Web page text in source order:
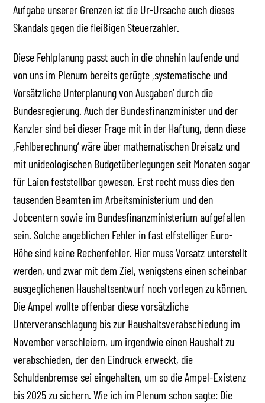
Aufgabe unserer Grenzen ist die Ur-Ursache auch dieses
Skandals gegen die fleißigen Steuerzahler.
Diese Fehlplanung passt auch in die ohnehin laufende und
von uns im Plenum bereits gerügte ,systematische und
Vorsätzliche Unterplanung von Ausgaben‘ durch die
Bundesregierung. Auch der Bundesfinanzminister und der
Kanzler sind bei dieser Frage mit in der Haftung, denn diese
,Fehlberechnung‘ wäre über mathematischen Dreisatz und
mit unideologischen Budgetüberlegungen seit Monaten sogar
für Laien feststellbar gewesen. Erst recht muss dies den
tausenden Beamten im Arbeitsministerium und den
Jobcentern sowie im Bundesfinanzministerium aufgefallen
sein. Solche angeblichen Fehler in fast elfstelliger Euro-
Höhe sind keine Rechenfehler. Hier muss Vorsatz unterstellt
werden, und zwar mit dem Ziel, wenigstens einen scheinbar
ausgeglichenen Haushaltsentwurf noch vorlegen zu können.
Die Ampel wollte offenbar diese vorsätzliche
Unterveranschlagung bis zur Haushaltsverabschiedung im
November verschleiern, um irgendwie einen Haushalt zu
verabschieden, der den Eindruck erweckt, die
Schuldenbremse sei eingehalten, um so die Ampel-Existenz
bis 2025 zu sichern. Wie ich im Plenum schon sagte: Die